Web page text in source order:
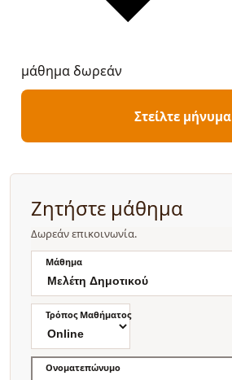
μάθημα δωρεάν
Στείλτε μήνυμα
Ζητήστε μάθημα
Δωρεάν επικοινωνία.
Μάθημα
Τρόπος Μαθήματος
Ονοματεπώνυμο